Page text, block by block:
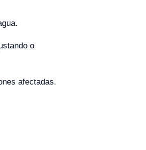
o
afectadas.